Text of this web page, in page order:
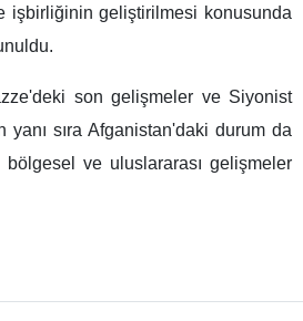
işbirliğinin geliştirilmesi konusunda
son gelişmeler ve Siyonist
yanı sıra Afganistan'daki durum da
ve uluslararası gelişmeler